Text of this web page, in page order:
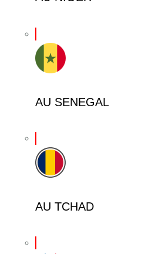
AU SENEGAL
AU TCHAD